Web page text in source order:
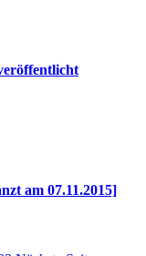
am 07.11.2015]